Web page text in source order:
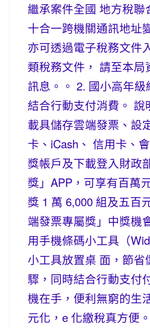
繼承案件全國 地方稅聯
十合一跨機關通訊地址
亦可透過電子稅務文件
類稅務文件， 請至本局
訊息。。 2. 國小高年級
結合行動支付消費。 說
載具儲存雲端發票、設
卡、iCash、 信用卡、
獎帳戶及下載登入財政
獎」APP，可享有百萬
獎 1 萬 6,000 組及五百
端發票專屬獎」中獎機
用手機條碼小工具（
小工具放置桌 面，節省
驟，同時結合行動支付
機在手，便利無窮的生
元化，e 化繳稅真方便